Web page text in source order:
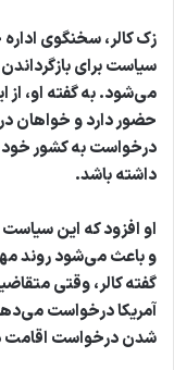
زک کالر، سخنگوی
سیاست برای
می‌شود. به گفته او،
حضور دارد و خواهان
درخواست به کشور خود
داشته باشد.
او افزود که این
و باعث می‌شود روند
گفته کالر، وقتی
آمریکا درخواست
شدن درخواست اقامت